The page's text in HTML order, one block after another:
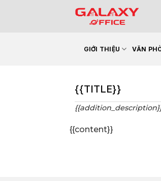
GIỚI THIỆU VĂN
{{TITLE}}
{{content}}